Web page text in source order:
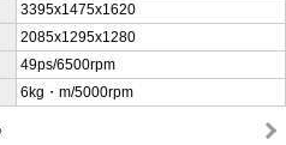
3395x1475x1620
2085x1295x1280
49ps/6500rpm
6kg・m/5000rpm